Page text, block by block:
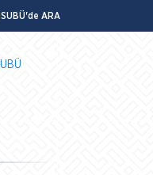
ISUBÜ'de ARA